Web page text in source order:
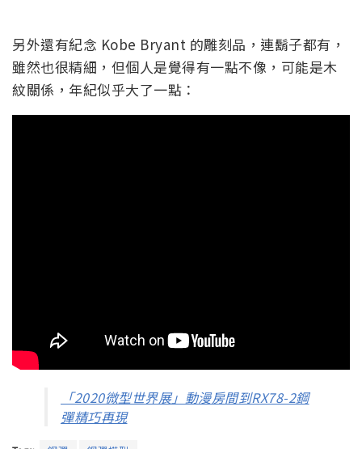
另外還有紀念 Kobe Bryant 的雕刻品，連鬍子都有，
雖然也很精細，但個人是覺得有一點不像，可能是木
紋關係，年紀似乎大了一點：
「2020微型世界展」動漫房間到RX78-2鋼
彈精巧再現